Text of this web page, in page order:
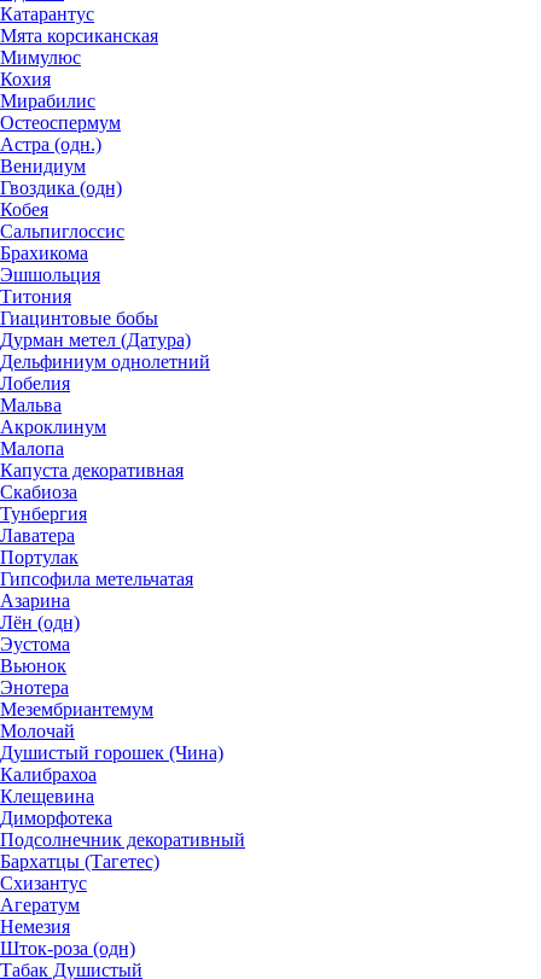
Катарантус
Мята корсиканская
Мимулюс
Кохия
Мирабилис
Остеоспермум
Астра (одн.)
Венидиум
Гвоздика (одн)
Кобея
Сальпиглоссис
Брахикома
Эшшольция
Титония
Гиацинтовые бобы
Дурман метел (Датура)
Дельфиниум однолетний
Лобелия
Мальва
Акроклинум
Малопа
Капуста декоративная
Скабиоза
Тунбергия
Лаватера
Портулак
Гипсофила метельчатая
Азарина
Лён (одн)
Эустома
Вьюнок
Энотера
Мезембриантемум
Молочай
Душистый горошек (Чина)
Калибрахоа
Клещевина
Диморфотека
Подсолнечник декоративный
Бархатцы (Тагетес)
Схизантус
Агератум
Немезия
Шток-роза (одн)
Табак Душистый